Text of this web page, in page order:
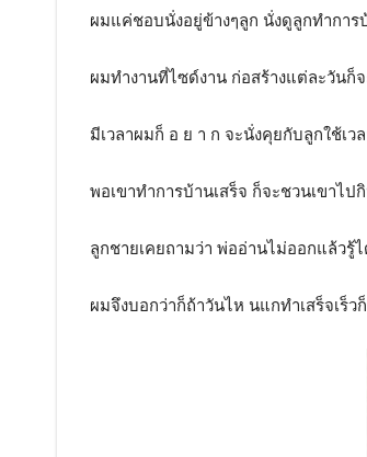
ผมแค่ชอบนั่งอยู่ข้างๆลูก นั่งดูลูกทำการ
ผมทำงานที่ไซด์งาน ก่อสร้างแต่ละวันก็
มีเวลาผมก็ อ ย า ก จะนั่งคุยกับลูกใช้เว
พอเขาทำการบ้านเสร็จ ก็จะชวนเขาไป
ลูกชายเคยถามว่า พ่ออ่านไม่ออกแล้วรู้
ผมจึงบอกว่าก็ถ้าวันไห นแกทำเสร็จเร็